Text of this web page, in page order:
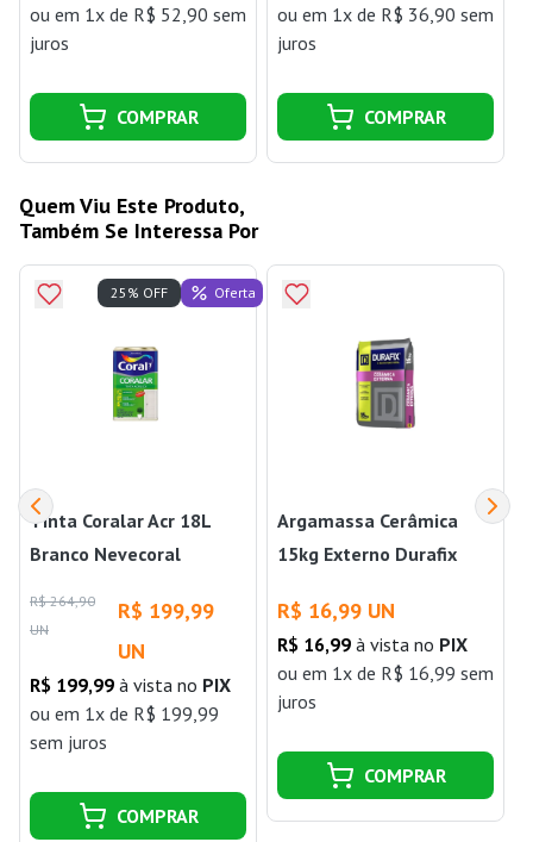
ou em 1x de R$ 52,90 sem
juros
COMPRAR
ou em 1x de R$ 36,90 sem
juros
COMPRAR
Quem Viu Este Produto,
Também Se Interessa Por
Tinta Coralar Acr 18L
Branco Nevecoral
R$ 264,90
UN
R$ 199,99
UN
R$ 199,99 à vista no PIX
ou em 1x de R$ 199,99
sem juros
25% OFF Oferta
COMPRAR
Argamassa Cerâmica
15kg Externo Durafix
R$ 16,99 UN
R$ 16,99 à vista no PIX
ou em 1x de R$ 16,99 sem
juros
COMPRAR